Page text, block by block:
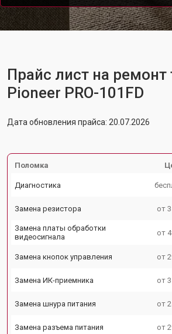
Прайс лист на ремонт
Pioneer PRO-101FD
Дата обновления прайса: 20.07.2026
Поломка
Диагностика
Замена резистора от
Замена платы обработки
видеосигнала
от
Замена кнопок управления от
Замена ИК-приемника от
Замена шнура питания от
Замена разъема питания от